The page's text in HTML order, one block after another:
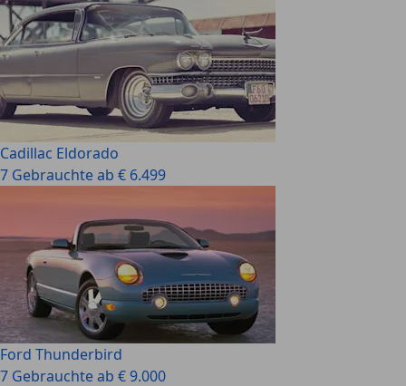
Cadillac Eldorado
7 Gebrauchte ab € 6.499
Ford Thunderbird
7 Gebrauchte ab € 9.000